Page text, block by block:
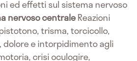
ed effetti sul sistema nervoso
nervoso centraleReazioni
trisma, torcicollo,
e intorpidimento agli
crisi oculogire,